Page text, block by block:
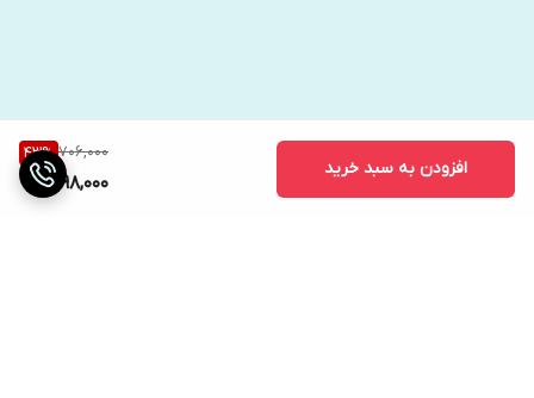
706,000
43%
398,000
افزودن به سبد خرید